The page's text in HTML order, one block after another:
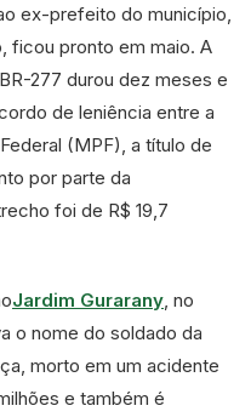
ex-prefeito do município,
ficou pronto em maio. A
277 durou dez meses e
de leniência entre a
(MPF), a título de
por parte da
foi de R$ 19,7
Jardim Gurarany , no
o nome do soldado da
morto em um acidente
e também é